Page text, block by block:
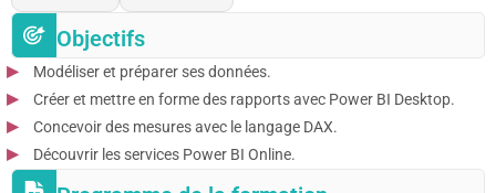
Objectifs
Modéliser et préparer ses données.
Créer et mettre en forme des rapports avec Power BI Desktop.
Concevoir des mesures avec le langage DAX.
Découvrir les services Power BI Online.